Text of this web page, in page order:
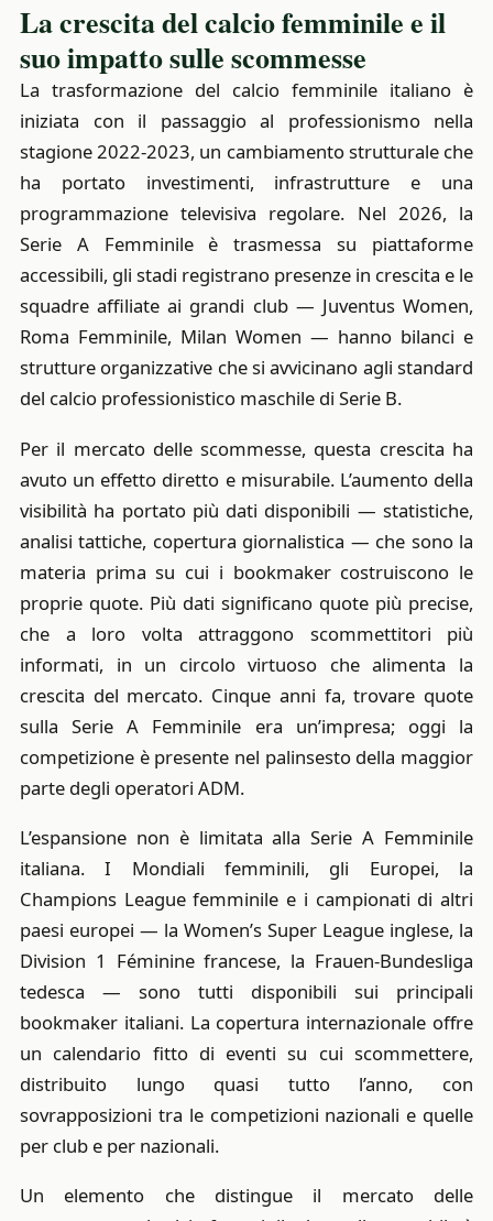
La crescita del calcio femminile e il
suo impatto sulle scommesse
La trasformazione del calcio femminile italiano è
iniziata con il passaggio al professionismo nella
stagione 2022-2023, un cambiamento strutturale che
ha portato investimenti, infrastrutture e una
programmazione televisiva regolare. Nel 2026, la
Serie A Femminile è trasmessa su piattaforme
accessibili, gli stadi registrano presenze in crescita e le
squadre affiliate ai grandi club — Juventus Women,
Roma Femminile, Milan Women — hanno bilanci e
strutture organizzative che si avvicinano agli standard
del calcio professionistico maschile di Serie B.
Per il mercato delle scommesse, questa crescita ha
avuto un effetto diretto e misurabile. L’aumento della
visibilità ha portato più dati disponibili — statistiche,
analisi tattiche, copertura giornalistica — che sono la
materia prima su cui i bookmaker costruiscono le
proprie quote. Più dati significano quote più precise,
che a loro volta attraggono scommettitori più
informati, in un circolo virtuoso che alimenta la
crescita del mercato. Cinque anni fa, trovare quote
sulla Serie A Femminile era un’impresa; oggi la
competizione è presente nel palinsesto della maggior
parte degli operatori ADM.
L’espansione non è limitata alla Serie A Femminile
italiana. I Mondiali femminili, gli Europei, la
Champions League femminile e i campionati di altri
paesi europei — la Women’s Super League inglese, la
Division 1 Féminine francese, la Frauen-Bundesliga
tedesca — sono tutti disponibili sui principali
bookmaker italiani. La copertura internazionale offre
un calendario fitto di eventi su cui scommettere,
distribuito lungo quasi tutto l’anno, con
sovrapposizioni tra le competizioni nazionali e quelle
per club e per nazionali.
Un elemento che distingue il mercato delle